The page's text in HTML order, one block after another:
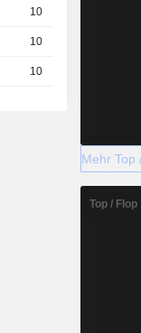
10
10
10
Mehr Top
Top / Flop